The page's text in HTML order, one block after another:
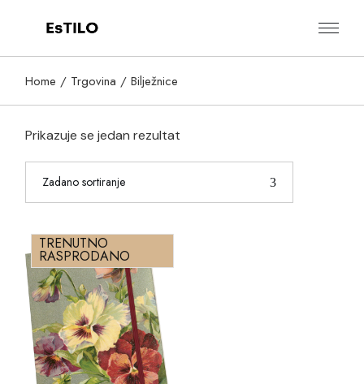
Home Trgovina Bilježnice
Prikazuje se jedan rezultat
Zadano sortiranje
TRENUTNO
RASPRODANO